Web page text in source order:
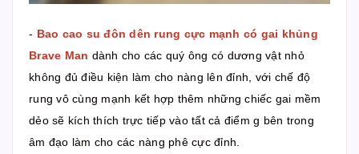
- Bao cao su đôn dên rung cực mạnh có gai khủng
Brave Man dành cho các quý ông có dương vật nhỏ
không đủ điều kiện làm cho nàng lên đỉnh, với chế độ
rung vô cùng mạnh kết hợp thêm những chiếc gai mềm
dẻo sẽ kích thích trực tiếp vào tất cả điểm g bên trong
âm đạo làm cho các nàng phê cực đỉnh.